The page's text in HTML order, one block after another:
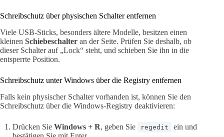
Schreibschutz über physischen Schalter entfernen
Viele USB-Sticks, besonders ältere Modelle, besitzen einen
kleinen Schiebeschalter an der Seite. Prüfen Sie deshalb, ob
dieser Schalter auf „Lock“ steht, und schieben Sie ihn in die
entsperrte Position.
Schreibschutz unter Windows über die Registry entfernen
Falls kein physischer Schalter vorhanden ist, können Sie den
Schreibschutz über die Windows-Registry deaktivieren:
Drücken Sie Windows + R, geben Sie regedit
ein und